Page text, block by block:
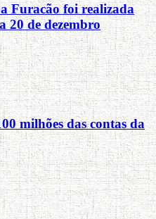
Furacão foi realizada
20 de dezembro
milhões das contas da